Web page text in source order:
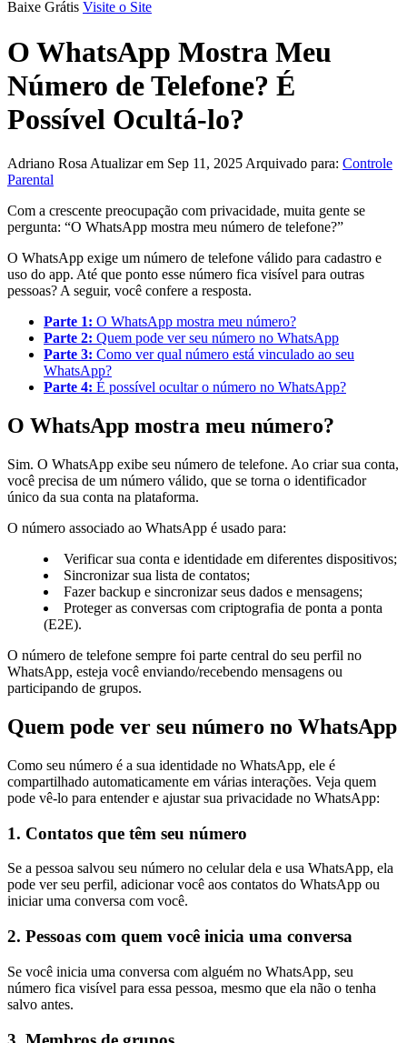
Baixe Grátis Visite o Site
O WhatsApp Mostra Meu
Número de Telefone? É
Possível Ocultá-lo?
Adriano Rosa Atualizar em Sep 11, 2025 Arquivado para: Controle
Parental
Com a crescente preocupação com privacidade, muita gente se
pergunta: “O WhatsApp mostra meu número de telefone?”
O WhatsApp exige um número de telefone válido para cadastro e
uso do app. Até que ponto esse número fica visível para outras
pessoas? A seguir, você confere a resposta.
Parte 1: O WhatsApp mostra meu número?
Parte 2: Quem pode ver seu número no WhatsApp
Parte 3: Como ver qual número está vinculado ao seu
WhatsApp?
Parte 4: É possível ocultar o número no WhatsApp?
O WhatsApp mostra meu número?
Sim. O WhatsApp exibe seu número de telefone. Ao criar sua conta,
você precisa de um número válido, que se torna o identificador
único da sua conta na plataforma.
O número associado ao WhatsApp é usado para:
Verificar sua conta e identidade em diferentes dispositivos;
Sincronizar sua lista de contatos;
Fazer backup e sincronizar seus dados e mensagens;
Proteger as conversas com criptografia de ponta a ponta
(E2E).
O número de telefone sempre foi parte central do seu perfil no
WhatsApp, esteja você enviando/recebendo mensagens ou
participando de grupos.
Quem pode ver seu número no WhatsApp
Como seu número é a sua identidade no WhatsApp, ele é
compartilhado automaticamente em várias interações. Veja quem
pode vê-lo para entender e ajustar sua privacidade no WhatsApp:
1. Contatos que têm seu número
Se a pessoa salvou seu número no celular dela e usa WhatsApp, ela
pode ver seu perfil, adicionar você aos contatos do WhatsApp ou
iniciar uma conversa com você.
2. Pessoas com quem você inicia uma conversa
Se você inicia uma conversa com alguém no WhatsApp, seu
número fica visível para essa pessoa, mesmo que ela não o tenha
salvo antes.